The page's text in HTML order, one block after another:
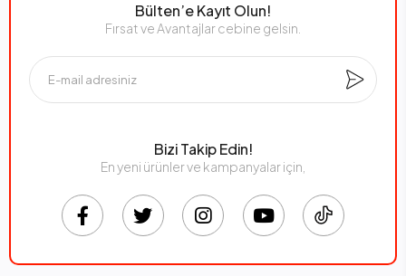
Bülten’e Kayıt Olun!
Fırsat ve Avantajlar cebine gelsin.
Bizi Takip Edin!
En yeni ürünler ve kampanyalar için,